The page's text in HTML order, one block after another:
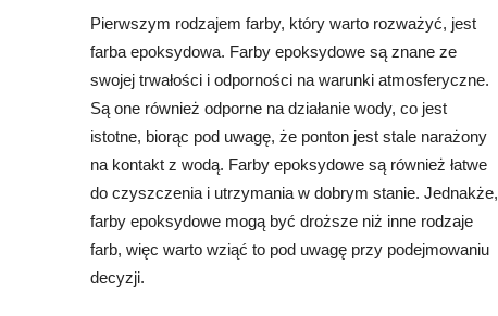
Pierwszym rodzajem farby, który warto rozważyć, jest
farba epoksydowa. Farby epoksydowe są znane ze
swojej trwałości i odporności na warunki atmosferyczne.
Są one również odporne na działanie wody, co jest
istotne, biorąc pod uwagę, że ponton jest stale narażony
na kontakt z wodą. Farby epoksydowe są również łatwe
do czyszczenia i utrzymania w dobrym stanie. Jednakże,
farby epoksydowe mogą być droższe niż inne rodzaje
farb, więc warto wziąć to pod uwagę przy podejmowaniu
decyzji.